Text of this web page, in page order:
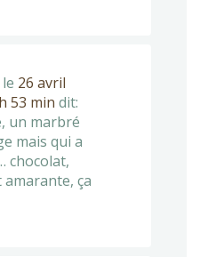
le 26 avril
53 min dit:
un marbré
mais qui a
chocolat,
amarante, ça